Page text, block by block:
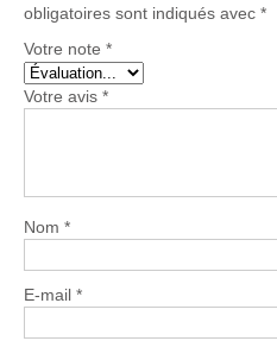
obligatoires sont indiqués avec *
Votre note *
Votre avis *
Nom *
E-mail *